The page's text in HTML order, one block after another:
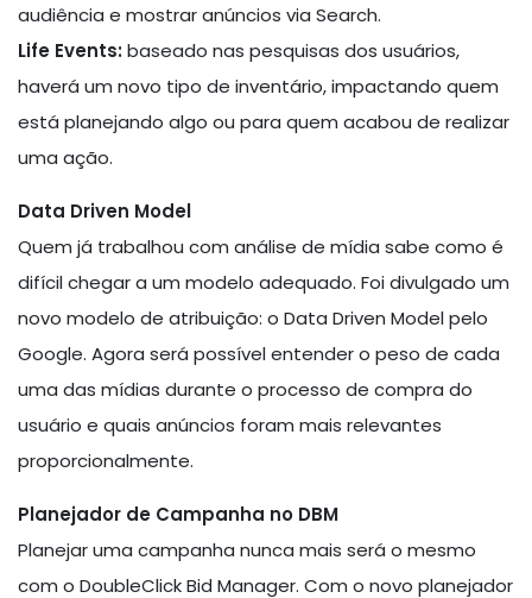
audiência e mostrar anúncios via Search.
Life Events:baseado nas pesquisas dos usuários,
haverá um novo tipo de inventário, impactando quem
está planejando algo ou para quem acabou de realizar
uma ação.
Data Driven Model
Quem já trabalhou com análise de mídia sabe como é
difícil chegar a um modelo adequado. Foi divulgado um
novo modelo de atribuição: o Data Driven Model pelo
Google. Agora será possível entender o peso de cada
uma das mídias durante o processo de compra do
usuário e quais anúncios foram mais relevantes
proporcionalmente.
Planejador de Campanha no DBM
Planejar uma campanha nunca mais será o mesmo
com o DoubleClick Bid Manager. Com o novo planejador